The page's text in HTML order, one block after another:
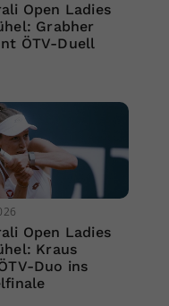
Open Ladies
Grabher
ÖTV-Duell
Open Ladies
Kraus
Duo ins